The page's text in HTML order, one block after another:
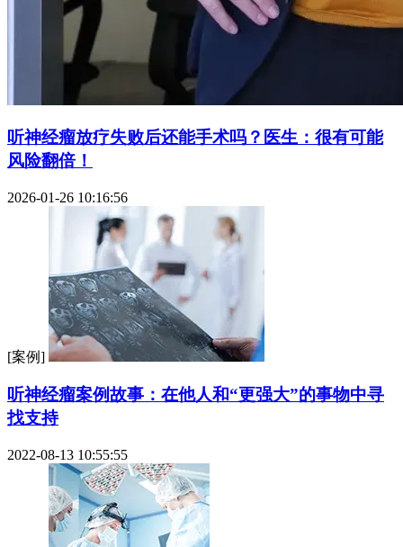
听神经瘤放疗失败后还能手术吗？医生：很有可能
风险翻倍！
2026-01-26 10:16:56
[案例]
听神经瘤案例故事：在他人和“更强大”的事物中寻
找支持
2022-08-13 10:55:55